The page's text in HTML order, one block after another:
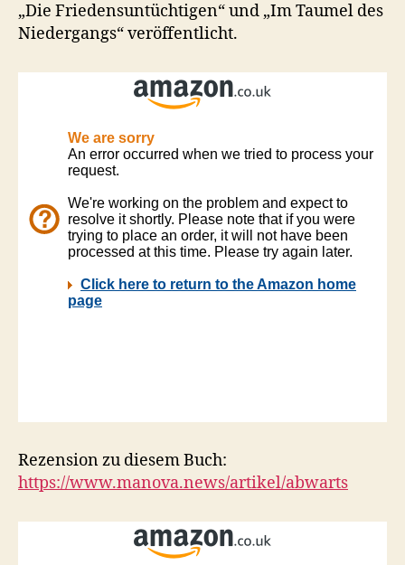
„Die Friedensuntüchtigen“ und „Im Taumel des
Niedergangs“ veröffentlicht.
Rezension zu diesem Buch:
https://www.manova.news/artikel/abwarts